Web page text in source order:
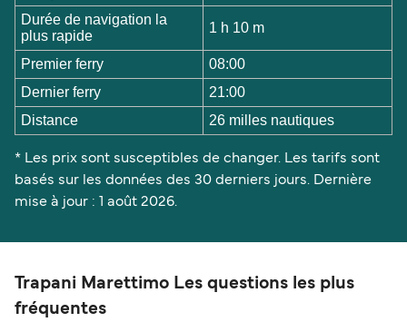
Durée de navigation la
plus rapide
1 h 10 m
Premier ferry
08:00
Dernier ferry
21:00
Distance
26 milles nautiques
* Les prix sont susceptibles de changer. Les tarifs sont
basés sur les données des 30 derniers jours. Dernière
mise à jour : 1 août 2026.
Trapani Marettimo Les questions les plus
fréquentes